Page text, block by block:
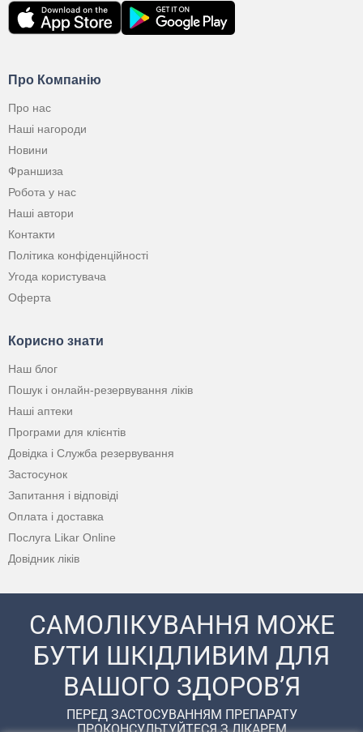
Про Компанію
Про нас
Наші нагороди
Новини
Франшиза
Робота у нас
Наші автори
Контакти
Політика конфіденційності
Угода користувача
Оферта
Корисно знати
Наш блог
Пошук і онлайн-резервування ліків
Наші аптеки
Програми для клієнтів
Довідка і Служба резервування
Застосунок
Запитання і відповіді
Оплата і доставка
Послуга Likar Online
Довідник ліків
САМОЛІКУВАННЯ МОЖЕ
БУТИ ШКІДЛИВИМ ДЛЯ
ВАШОГО ЗДОРОВ’Я
ПЕРЕД ЗАСТОСУВАННЯМ ПРЕПАРАТУ
ПРОКОНСУЛЬТУЙТЕСЯ З ЛІКАРЕМ